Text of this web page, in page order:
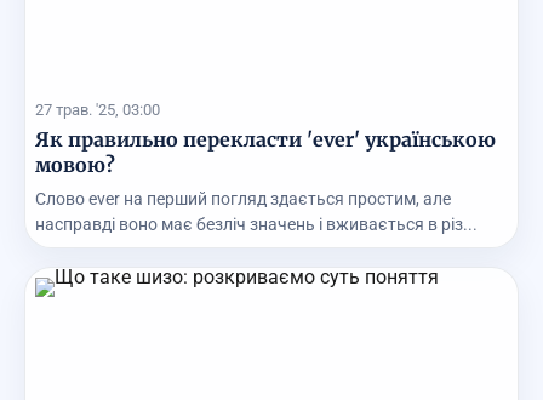
27 трав. '25, 03:00
Як правильно перекласти 'ever' українською
мовою?
Слово ever на перший погляд здається простим, але
насправді воно має безліч значень і вживається в різ...